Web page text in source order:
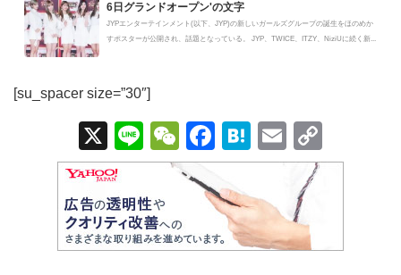
6日グランドオープン'の文字
JYPエンターテインメント(以下、JYP)の新しいガールズグループの誕生をほのめか
すポスターが公開され、話題となっている。 JYP、TWICE、ITZY、NiziUに続く新...
[su_spacer size=”30″]
X
Li
n
e
W
e
C
at
F
a
c
e
b
H
at
e
n
a
E
m
ail
o
Li